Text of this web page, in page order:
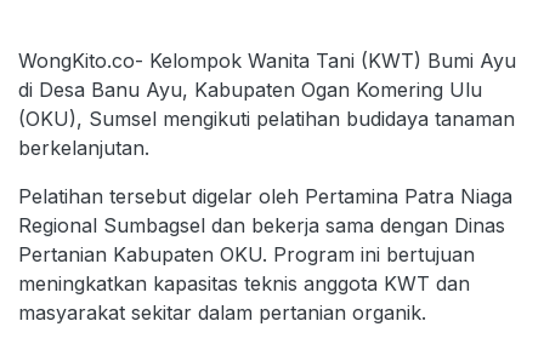
WongKito.co- Kelompok Wanita Tani (KWT) Bumi Ayu
di Desa Banu Ayu, Kabupaten Ogan Komering Ulu
(OKU), Sumsel mengikuti pelatihan budidaya tanaman
berkelanjutan.
Pelatihan tersebut digelar oleh Pertamina Patra Niaga
Regional Sumbagsel dan bekerja sama dengan Dinas
Pertanian Kabupaten OKU. Program ini bertujuan
meningkatkan kapasitas teknis anggota KWT dan
masyarakat sekitar dalam pertanian organik.